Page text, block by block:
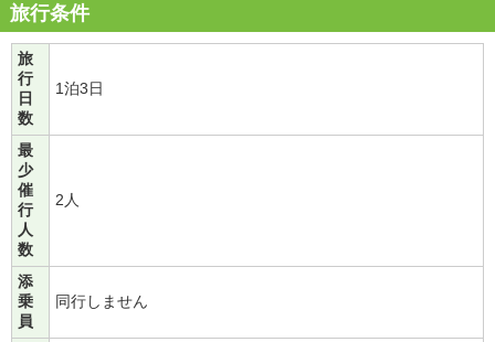
旅行条件
旅
行
日
数
1泊3日
最
少
催
行
人
数
2人
添
乗
員
同行しません